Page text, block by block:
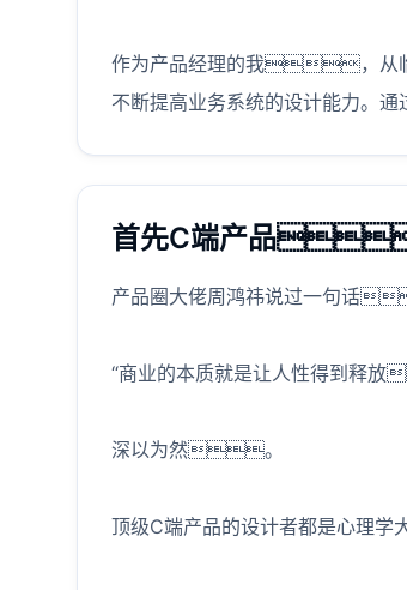
作为产品经理的我，从
不断提高业务系统的设计能力。
首先C端产品
产品圈大佬周鸿祎说过一句话
“商业的本质就是让人性得到
深以为然。
顶级C端产品的设计者都是心理